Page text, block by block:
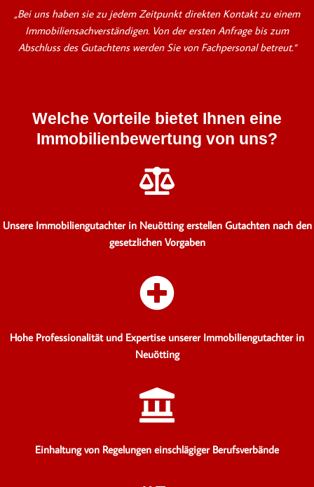
„Bei uns haben sie zu jedem Zeitpunkt direkten Kontakt zu einem
Immobiliensachverständigen. Von der ersten Anfrage bis zum
Abschluss des Gutachtens werden Sie von Fachpersonal betreut.“
Welche Vorteile bietet Ihnen eine
Immobilienbewertung von uns?
Unsere Immobiliengutachter in Neuötting erstellen Gutachten nach den
gesetzlichen Vorgaben
Hohe Professionalität und Expertise unserer Immobiliengutachter in
Neuötting
Einhaltung von Regelungen einschlägiger Berufsverbände